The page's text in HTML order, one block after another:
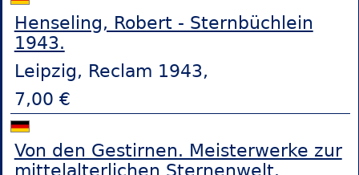
Henseling, Robert - Sternbüchlein
1943.
Leipzig, Reclam 1943,
7,00 €
Von den Gestirnen. Meisterwerke zur
mittelalterlichen Sternenwelt.